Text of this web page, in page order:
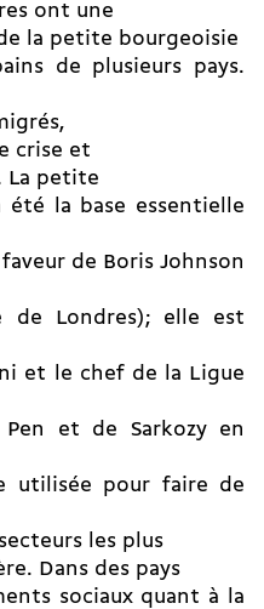
ont une
la petite bourgeoisie
de plusieurs pays.
crise et
La petite
été la base essentielle
de Boris Johnson
de Londres); elle est
et le chef de la Ligue
et de Sarkozy en
utilisée pour faire de
les plus
Dans des pays
sociaux quant à la